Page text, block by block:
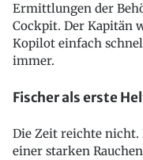
Ermittlungen der
Cockpit. Der Kapitän
Kopilot einfach
immer.
Fischer als erste
Die Zeit reichte nicht.
einer starken